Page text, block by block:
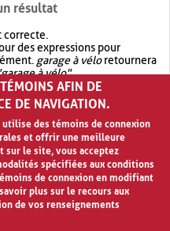
résultat
correcte.
des expressions pour
garage à véloretournera
à vélo".
avec OR.garage OR vélo
quegarage à vélo
AFIN DE
DE NAVIGATION.
des témoins de connexion
et offrir une meilleure
sur le site, vous acceptez
spécifiées aux conditions
de connexion en modifiant
plus sur le recours aux
de vos renseignements